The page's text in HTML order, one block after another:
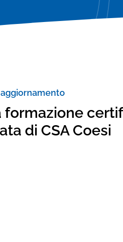
adeguamento statutario e
consulenza legale
adeguamento statutario e
formazione
di CSA Coesi